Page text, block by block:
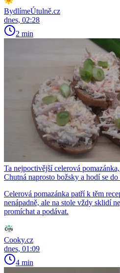
BydlímeÚtulně.cz
dnes, 02:28
2 min
Ta nejpoctivější celerová
Chutná naprosto božsky a hodí se
Celerová pomazánka patří k těm
nenápadně, ale na stole vždy sklidí
promíchat a podávat.
Cooky.cz
dnes, 01:09
4 min